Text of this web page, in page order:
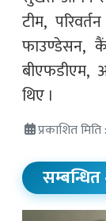
टीम,
फाउण्डेसन,
बीएफडीएम,
थिए ।
प्रकाशित